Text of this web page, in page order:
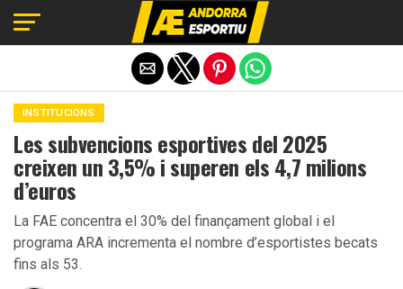
INSTITUCIONS
Les subvencions esportives del 2025
creixen un 3,5% i superen els 4,7 milions
d’euros
La FAE concentra el 30% del finançament global i el
programa ARA incrementa el nombre d’esportistes becats
fins als 53.
Exit mobile version